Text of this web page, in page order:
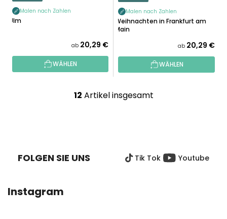
Malen nach Zahlen
Ulm
ab 20,29 €
WÄHLEN
Malen nach Zahlen
Weihnachten in Frankfurt am
Main
ab 20,29 €
WÄHLEN
S
12 Artikel insgesamt
FOLGEN SIE UNS Tik Tok Youtube
Instagram